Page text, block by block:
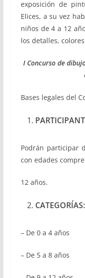
exposición de
Elices, a su vez
niños de 4 a 12
los detalles,
I Concurso de
Bases legales del
Podrán participar
con edades
12 años.
CATEGORÍAS:
– De 0 a 4 años
– De 5 a 8 años